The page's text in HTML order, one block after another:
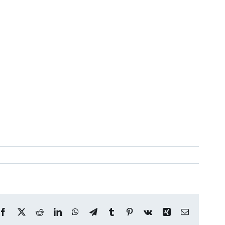
Facebook
X RedditLinkedInWhatsApp
TelegramTumblr Pinterest
Vk Xing Correo